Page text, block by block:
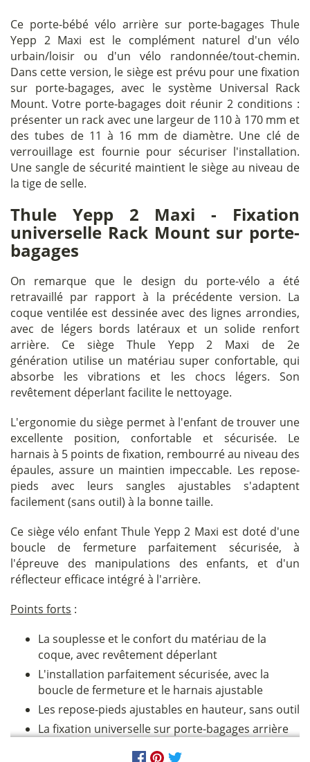
Ce porte-bébé vélo arrière sur porte-bagages Thule
Yepp 2 Maxi est le complément naturel d'un vélo
urbain/loisir ou d'un vélo randonnée/tout-chemin.
Dans cette version, le siège est prévu pour une fixation
sur porte-bagages, avec le système Universal Rack
Mount. Votre porte-bagages doit réunir 2 conditions :
présenter un rack avec une largeur de 110 à 170 mm et
des tubes de 11 à 16 mm de diamètre. Une clé de
verrouillage est fournie pour sécuriser l'installation.
Une sangle de sécurité maintient le siège au niveau de
la tige de selle.
Thule Yepp 2 Maxi - Fixation
universelle Rack Mount sur porte-
bagages
On remarque que le design du porte-vélo a été
retravaillé par rapport à la précédente version. La
coque ventilée est dessinée avec des lignes arrondies,
avec de légers bords latéraux et un solide renfort
arrière. Ce siège Thule Yepp 2 Maxi de 2e
génération utilise un matériau super confortable, qui
absorbe les vibrations et les chocs légers. Son
revêtement déperlant facilite le nettoyage.
L'ergonomie du siège permet à l'enfant de trouver une
excellente position, confortable et sécurisée. Le
harnais à 5 points de fixation, rembourré au niveau des
épaules, assure un maintien impeccable. Les repose-
pieds avec leurs sangles ajustables s'adaptent
facilement (sans outil) à la bonne taille.
Ce siège vélo enfant Thule Yepp 2 Maxi est doté d'une
boucle de fermeture parfaitement sécurisée, à
l'épreuve des manipulations des enfants, et d'un
réflecteur efficace intégré à l'arrière.
Points forts :
La souplesse et le confort du matériau de la
coque, avec revêtement déperlant
L'installation parfaitement sécurisée, avec la
boucle de fermeture et le harnais ajustable
Les repose-pieds ajustables en hauteur, sans outil
La fixation universelle sur porte-bagages arrière